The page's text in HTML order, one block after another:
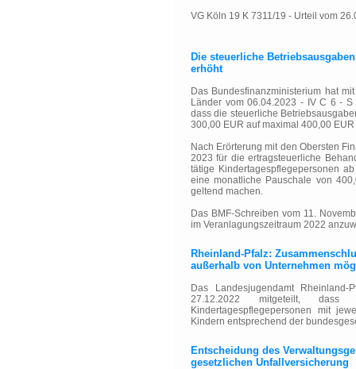
VG Köln 19 K 7311/19 - Urteil vom
Die steuerliche
erhöht
Das Bundesfinanzministerium hat
Länder vom 06.04.2023 - IV C 6 -
dass die steuerliche
300,00 EUR auf maximal 400,00
Nach Erörterung mit den Obersten
2023 für die ertragsteuerliche
tätige Kindertagespflegepersonen
eine monatliche Pauschale von
geltend machen.
Das BMF-Schreiben vom 11.
im Veranlagungszeitraum 2022
Rheinland-Pfalz:
außerhalb von Unternehmen
Das Landesjugendamt
27.12.2022 mitgeteilt,
Kindertagespflegepersonen mit
Kindern entsprechend der
Entscheidung des
gesetzlichen Unfallversicherung